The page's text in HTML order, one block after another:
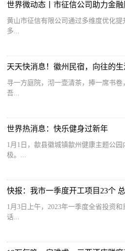
世界微动态丨市征信公司助力金
黄山市征信有限公司通过多维度优化提
多...
天天快消息！徽州民宿，向往的生
寻一方庭院，沏一壶清茶，捧一席书卷
吾...
世界热消息：快乐健身过新年
1月1日，歙县徽城镇歙州健康主题公
极。...
快报：我市一季度开工项目23个
1月3日上午，2023年一季度全省投资
话...